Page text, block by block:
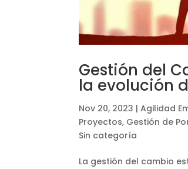
Gestión del
la evolución
Nov 20, 2023 |Agilidad
Proyectos, Gestión de
Sin categoría
La gestión del cambio